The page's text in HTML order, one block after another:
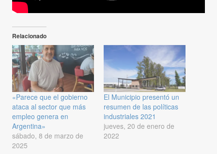
Relacionado
«Parece que el gobierno
ataca al sector que más
empleo genera en
Argentina»
sábado, 8 de marzo de
2025
El Municipio presentó un
resumen de las políticas
industriales 2021
jueves, 20 de enero de
2022